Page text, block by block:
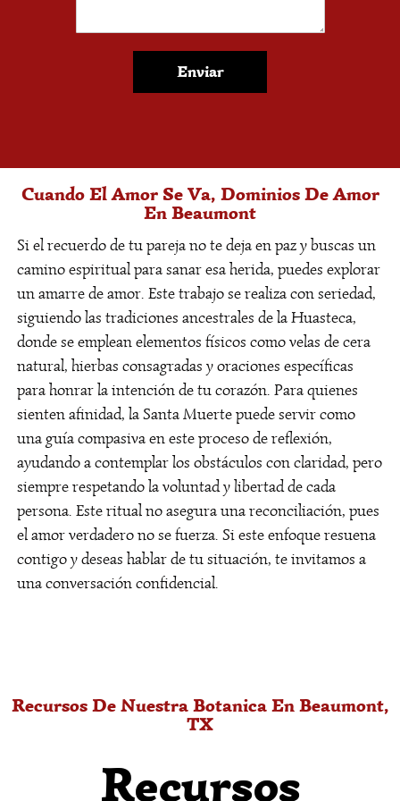
privadas para residentes
ofreciendo un espacio seguro para discutir tus
preocupaciones espirituales sin juicios,
adaptándonos a la dinámica local.
¿Cómo diferencian un
maleficio real de mala
suerte?
Un maleficio suele manifestarse con patrones
repetitivos de desgracia, pesadillas o tensión
constante en el hogar. Maestro Carlos utiliza
lectura de cartas y diagnóstico energético para
identificar su origen y diferenciarlo de simples
rachas difíciles.
¿Qué productos usan
para alejamientos en esta
comunidad?
barrera protectora alrededor de tu persona y tu
¿La Santa Muerte es
compatible con mi fe
Enviar
Cuando El Amor Se Va, Dominios De Amor
En Beaumont
Si el recuerdo de tu pareja no te deja en paz y buscas un
camino espiritual para sanar esa herida, puedes explorar
un amarre de amor. Este trabajo se realiza con seriedad,
siguiendo las tradiciones ancestrales de la Huasteca,
donde se emplean elementos físicos como velas de cera
natural, hierbas consagradas y oraciones específicas
para honrar la intención de tu corazón. Para quienes
sienten afinidad, la Santa Muerte puede servir como
una guía compasiva en este proceso de reflexión,
ayudando a contemplar los obstáculos con claridad, pero
siempre respetando la voluntad y libertad de cada
persona. Este ritual no asegura una reconciliación, pues
el amor verdadero no se fuerza. Si este enfoque resuena
contigo y deseas hablar de tu situación, te invitamos a
una conversación confidencial.
Recursos De Nuestra Botanica En Beaumont,
TX
Recursos